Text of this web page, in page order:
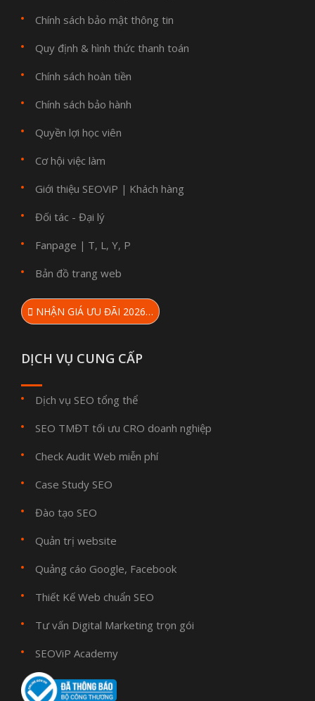
Chính sách bảo mật thông tin
Quy định & hình thức thanh toán
Chính sách hoàn tiền
Chính sách bảo hành
Quyền lợi học viên
Cơ hội việc làm
Giới thiệu SEOViP | Khách hàng
Đối tác - Đại lý
Fanpage | T, L, Y, P
Bản đồ trang web
NHẬN GIÁ ƯU ĐÃI 2026…
DỊCH VỤ CUNG CẤP
Dịch vụ SEO tổng thể
SEO TMĐT tối ưu CRO doanh nghiệp
Check Audit Web miễn phí
Case Study SEO
Đào tạo SEO
Quản trị website
Quảng cáo Google, Facebook
Thiết Kế Web chuẩn SEO
Tư vấn Digital Marketing trọn gói
SEOViP Academy